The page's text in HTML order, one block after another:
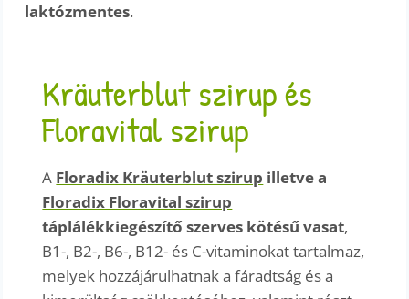
laktózmentes.
Kräuterblut szirup és
Floravital szirup
A Floradix Kräuterblut szirup illetve a
Floradix Floravital szirup
táplálékkiegészítő szerves kötésű vasat,
B1-, B2-, B6-, B12- és C-vitaminokat tartalmaz,
melyek hozzájárulhatnak a fáradtság és a